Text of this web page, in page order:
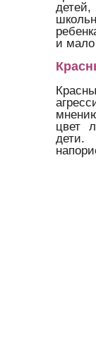
и мало
цвет